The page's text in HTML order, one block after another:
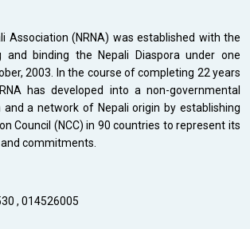
Association (NRNA) was established with the
and binding the Nepali Diaspora under one
2003. In the course of completing 22 years
has developed into a non-governmental
and a network of Nepali origin by establishing
Council (NCC) in 90 countries to represent its
commitments.
, 014526005